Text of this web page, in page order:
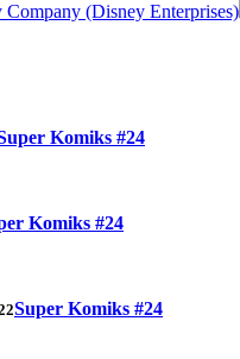
(Disney Enterprises)
Komiks #24
Komiks #24
Super Komiks #24